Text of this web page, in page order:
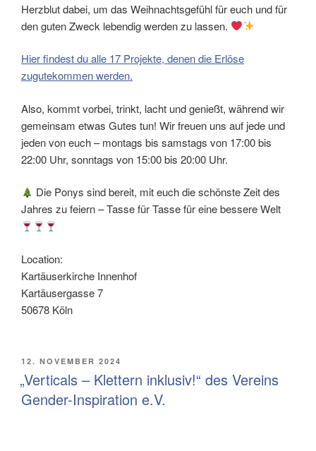
Herzblut dabei, um das Weihnachtsgefühl für euch und für
den guten Zweck lebendig werden zu lassen.
Hier findest du alle 17 Projekte, denen die Erlöse
zugutekommen werden.
Also, kommt vorbei, trinkt, lacht und genießt, während wir
gemeinsam etwas Gutes tun! Wir freuen uns auf jede und
jeden von euch – montags bis samstags von 17:00 bis
22:00 Uhr, sonntags von 15:00 bis 20:00 Uhr.
Die Ponys sind bereit, mit euch die schönste Zeit des
Jahres zu feiern – Tasse für Tasse für eine bessere Welt
Location:
Kartäuserkirche Innenhof
Kartäusergasse 7
50678 Köln
VERÖFFENTLICHT
AM
12. NOVEMBER 2024
„Verticals – Klettern inklusiv!“ des Vereins
Gender-Inspiration e.V.